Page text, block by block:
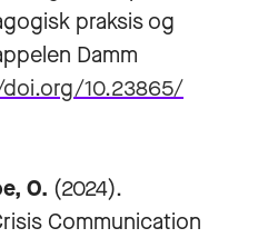
praksis og
Damm
10.23865/
O. (2024).
Communication